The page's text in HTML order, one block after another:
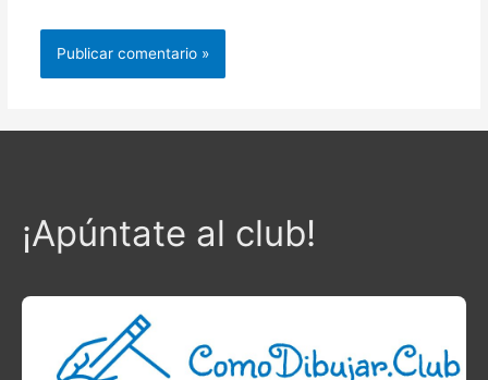
¡Apúntate al club!